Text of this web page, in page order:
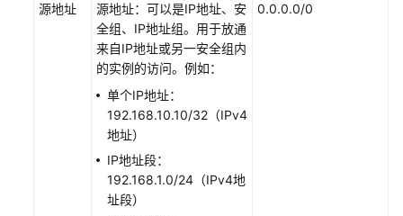
域）
源地址
源地址：可以是IP地址、安
全组、IP地址组。用于放通
来自IP地址或另一安全组内
的实例的访问。例如：
单个IP地址：
192.168.10.10/32（IPv4
地址）
IP地址段：
192.168.1.0/24（IPv4地
址段）
0.0.0.0/0